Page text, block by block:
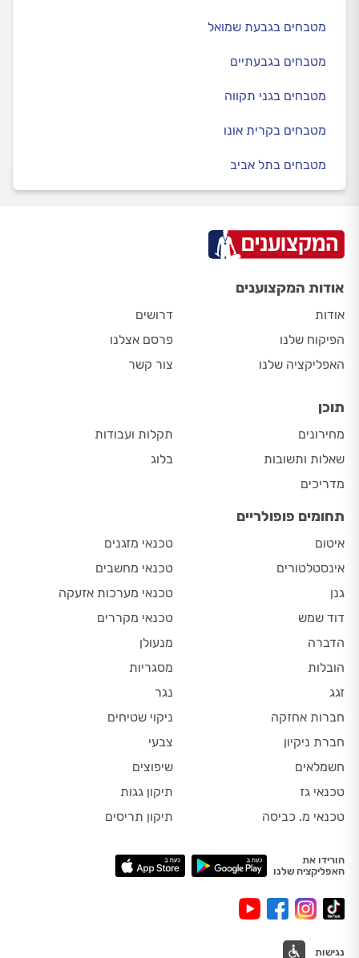
מטבחים בגבעת שמואל
מטבחים בגבעתיים
מטבחים בגני תקווה
מטבחים בקרית אונו
מטבחים בתל אביב
אודות המקצוענים
אודות
הפיקוח שלנו
האפליקציה שלנו
דרושים
פרסם אצלנו
צור קשר
תוכן
מחירונים
שאלות ותשובות
מדריכים
תקלות ועבודות
בלוג
תחומים פופולריים
איטום
אינסטלטורים
גנן
דוד שמש
הדברה
הובלות
זגג
חברות אחזקה
חברת ניקיון
חשמלאים
טכנאי גז
טכנאי מ. כביסה
טכנאי מזגנים
טכנאי מחשבים
טכנאי מערכות אזעקה
טכנאי מקררים
מנעולן
מסגריות
נגר
ניקוי שטיחים
צבעי
שיפוצים
תיקון גגות
תיקון תריסים
הורידו את
האפליקציה שלנו
נגישות